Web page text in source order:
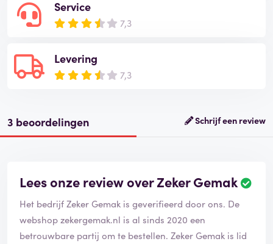
Service
7,3
Levering
7,3
3 beoordelingen Schrijf een review
Lees onze review over Zeker Gemak
Het bedrijf Zeker Gemak is geverifieerd door ons. De
webshop zekergemak.nl is al sinds 2020 een
betrouwbare partij om te bestellen. Zeker Gemak is lid